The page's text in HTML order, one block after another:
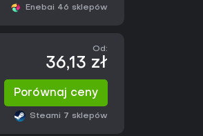
Enebai 46 sklepów
Od:
36,13 zł
Porównaj ceny
Steami 7 sklepów